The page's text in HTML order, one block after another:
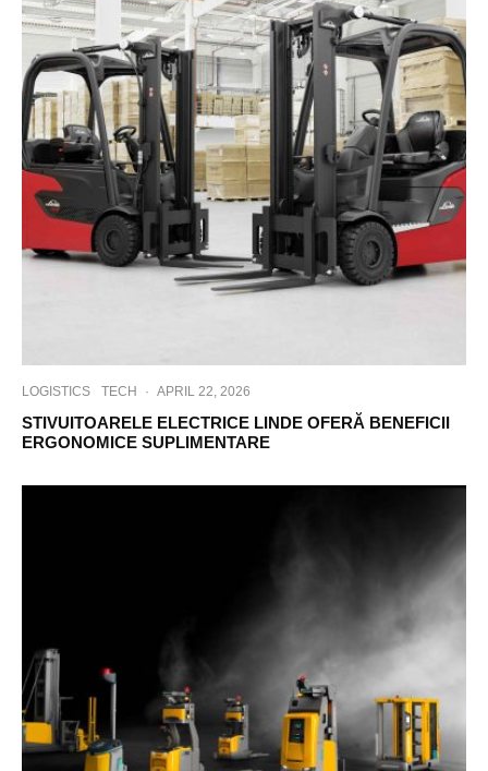
LOGISTICS TECH · APRIL 22, 2026
STIVUITOARELE ELECTRICE LINDE OFERĂ BENEFICII
ERGONOMICE SUPLIMENTARE